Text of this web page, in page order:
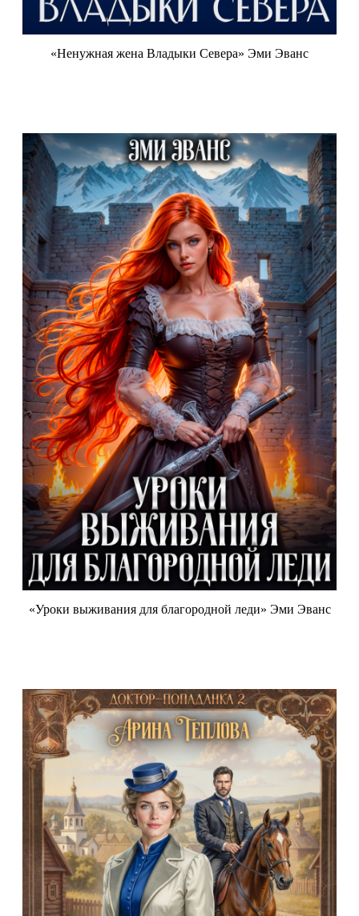
«Ненужная жена Владыки Севера» Эми Эванс
«Уроки выживания для благородной леди» Эми Эванс